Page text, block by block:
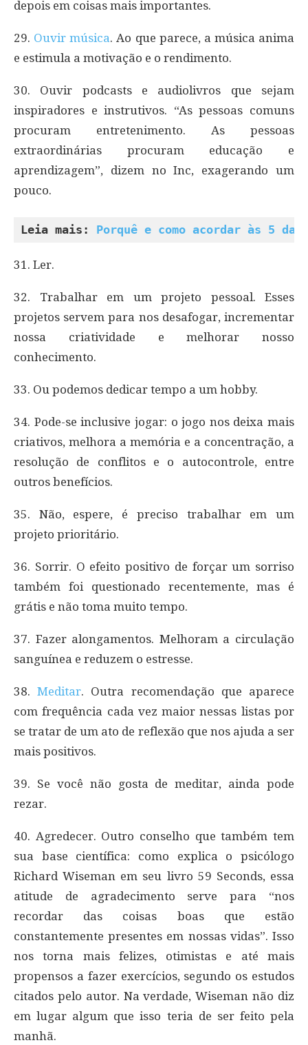
depois em coisas mais importantes.
29. Ouvir música. Ao que parece, a música anima
e estimula a motivação e o rendimento.
30. Ouvir podcasts e audiolivros que sejam
inspiradores e instrutivos. “As pessoas comuns
procuram entretenimento. As pessoas
extraordinárias procuram educação e
aprendizagem”, dizem no Inc, exagerando um
pouco.
Leia mais: Porquê e como acordar às 5 da
31. Ler.
32. Trabalhar em um projeto pessoal. Esses
projetos servem para nos desafogar, incrementar
nossa criatividade e melhorar nosso
conhecimento.
33. Ou podemos dedicar tempo a um hobby.
34. Pode-se inclusive jogar: o jogo nos deixa mais
criativos, melhora a memória e a concentração, a
resolução de conflitos e o autocontrole, entre
outros benefícios.
35. Não, espere, é preciso trabalhar em um
projeto prioritário.
36. Sorrir. O efeito positivo de forçar um sorriso
também foi questionado recentemente, mas é
grátis e não toma muito tempo.
37. Fazer alongamentos. Melhoram a circulação
sanguínea e reduzem o estresse.
38.Meditar. Outra recomendação que aparece
com frequência cada vez maior nessas listas por
se tratar de um ato de reflexão que nos ajuda a ser
mais positivos.
39. Se você não gosta de meditar, ainda pode
rezar.
40. Agredecer. Outro conselho que também tem
sua base científica: como explica o psicólogo
Richard Wiseman em seu livro 59 Seconds, essa
atitude de agradecimento serve para “nos
recordar das coisas boas que estão
constantemente presentes em nossas vidas”. Isso
nos torna mais felizes, otimistas e até mais
propensos a fazer exercícios, segundo os estudos
citados pelo autor. Na verdade, Wiseman não diz
em lugar algum que isso teria de ser feito pela
manhã.